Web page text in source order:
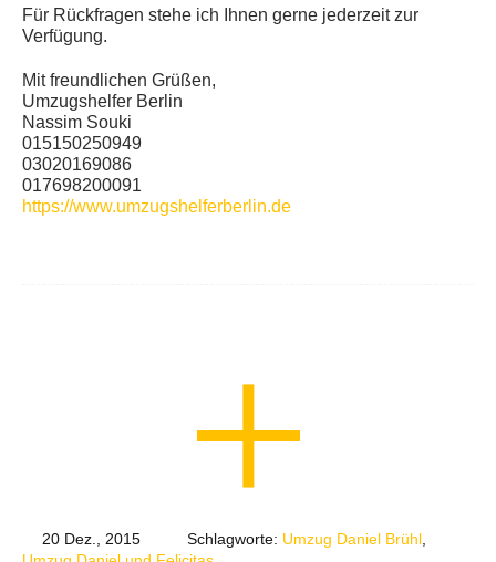
Für Rückfragen stehe ich Ihnen gerne jederzeit zur
Verfügung.
Mit freundlichen Grüßen,
Umzugshelfer Berlin
Nassim Souki
015150250949
03020169086
017698200091
https://www.umzugshelferberlin.de
20 Dez., 2015 Schlagworte: Umzug Daniel Brühl